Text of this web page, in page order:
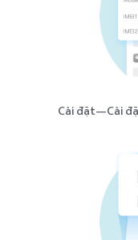
Cài đặt—Cài